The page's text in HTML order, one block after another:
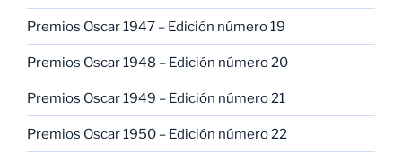
Premios Oscar 1947 – Edición número 19
Premios Oscar 1948 – Edición número 20
Premios Oscar 1949 – Edición número 21
Premios Oscar 1950 – Edición número 22